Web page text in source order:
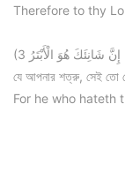
Therefore to thy
(3 إِنَّ شَانِئَكَ هُوَ الْأَبْتَرُ
যে আপনার শত্রু, সেই তো
For he who hateth